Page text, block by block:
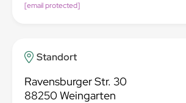
[email protected]
Standort
Ravensburger Str. 30
88250 Weingarten